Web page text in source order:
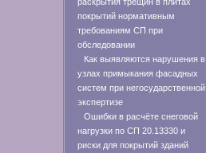
покрытий нормативным
требованиям СП при
обследовании
Как выявляются нарушения в
узлах примыкания фасадных
систем при негосударственной
экспертизе
Ошибки в расчёте снеговой
нагрузки по СП 20.13330 и
риски для покрытий зданий